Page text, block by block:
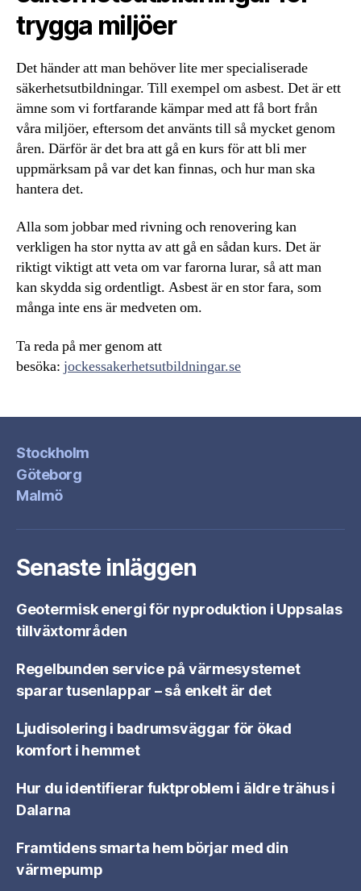
trygga miljöer
Det händer att man behöver lite mer specialiserade
säkerhetsutbildningar. Till exempel om asbest. Det är ett
ämne som vi fortfarande kämpar med att få bort från
våra miljöer, eftersom det använts till så mycket genom
åren. Därför är det bra att gå en kurs för att bli mer
uppmärksam på var det kan finnas, och hur man ska
hantera det.
Alla som jobbar med rivning och renovering kan
verkligen ha stor nytta av att gå en sådan kurs. Det är
riktigt viktigt att veta om var farorna lurar, så att man
kan skydda sig ordentligt. Asbest är en stor fara, som
många inte ens är medveten om.
Ta reda på mer genom att
besöka: jockessakerhetsutbildningar.se
Stockholm
Göteborg
Malmö
Senaste inläggen
Geotermisk energi för nyproduktion i Uppsalas
tillväxtområden
Regelbunden service på värmesystemet
sparar tusenlappar – så enkelt är det
Ljudisolering i badrumsväggar för ökad
komfort i hemmet
Hur du identifierar fuktproblem i äldre trähus i
Dalarna
Framtidens smarta hem börjar med din
värmepump